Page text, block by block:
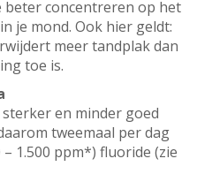
beter concentreren op het
je mond. Ook hier geldt:
meer tandplak dan
toe is.
en minder goed
tweemaal per dag
1.500 ppm*) fluoride (zie